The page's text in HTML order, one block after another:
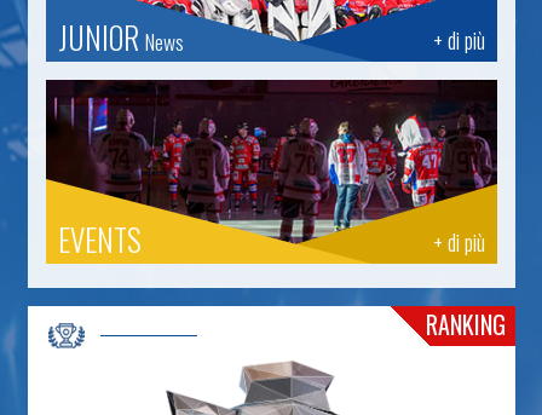
+ di più
JUNIOR News
+ di più
EVENTS
RANKING